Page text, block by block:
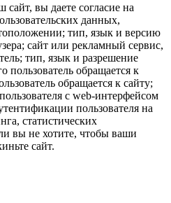
вы даете согласие на
данных,
тип, язык и версию
сайт или рекламный сервис,
тип, язык и разрешение
пользователь обращается к
обращается к сайту;
с web-интерфейсом
пользователя на
статистических
вы не хотите, чтобы ваши
сайт.